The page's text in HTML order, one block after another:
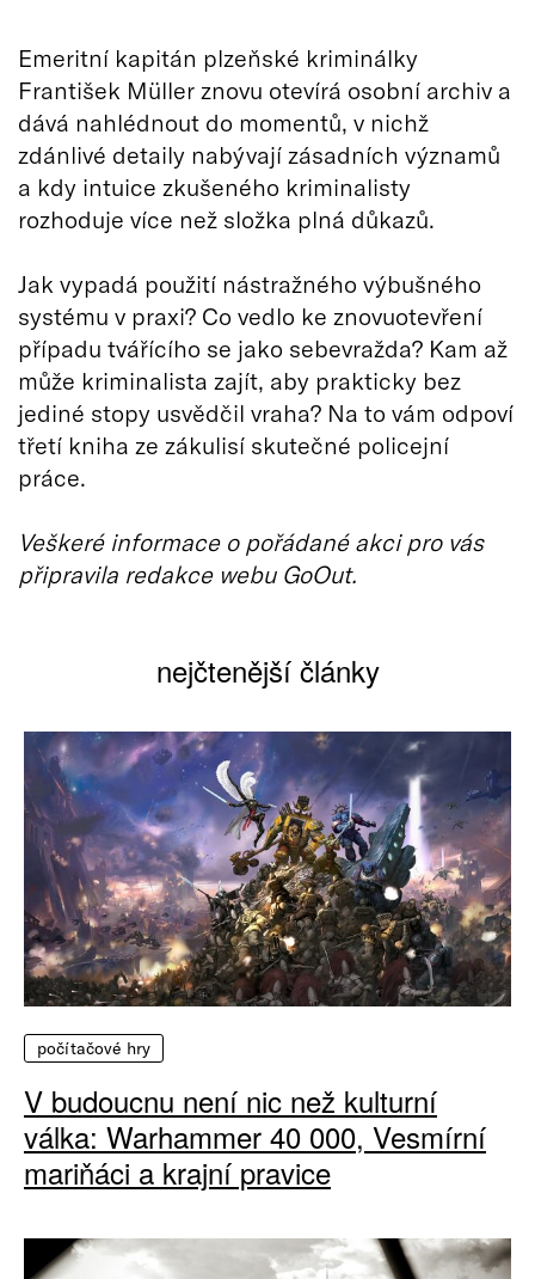
Emeritní kapitán plzeňské kriminálky
František Müller znovu otevírá osobní archiv a
dává nahlédnout do momentů, v nichž
zdánlivé detaily nabývají zásadních významů
a kdy intuice zkušeného kriminalisty
rozhoduje více než složka plná důkazů.
Jak vypadá použití nástražného výbušného
systému v praxi? Co vedlo ke znovuotevření
případu tvářícího se jako sebevražda? Kam až
může kriminalista zajít, aby prakticky bez
jediné stopy usvědčil vraha? Na to vám odpoví
třetí kniha ze zákulisí skutečné policejní
práce.
Veškeré informace o pořádané akci pro vás
připravila redakce webu GoOut.
nejčtenější články
počítačové hry
V budoucnu není nic než kulturní
válka: Warhammer 40 000, Vesmírní
mariňáci a krajní pravice